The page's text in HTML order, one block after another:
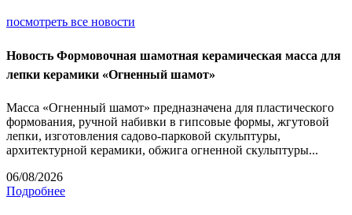
посмотреть все новости
Новость Формовочная шамотная керамическая масса для
лепки керамики «Огненный шамот»
Масса «Огненный шамот» предназначена для пластического
формования, ручной набивки в гипсовые формы, жгутовой
лепки, изготовления садово-парковой скульптуры,
архитектурной керамики, обжига огненной скульптуры...
06/08/2026
Подробнее